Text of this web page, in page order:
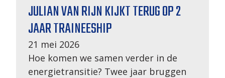
JULIAN VAN RIJN KIJKT TERUG OP 2
JAAR TRAINEESHIP
21 mei 2026
Hoe komen we samen verder in de
energietransitie? Twee jaar bruggen